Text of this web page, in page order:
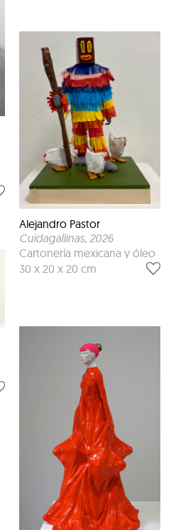
Alejandro Pastor
Cuidagallinas, 2026
Cartonería mexicana y óleo
30 x 20 x 20 cm